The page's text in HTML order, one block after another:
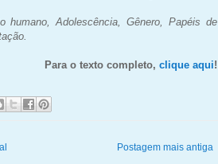
humano, Adolescência, Gênero, Papéis de
Para o texto completo, clique aqui!
Postagem mais antiga